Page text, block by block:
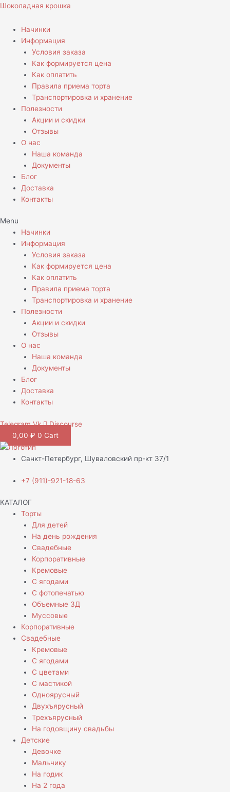
Перейти
содержимому
Шоколадная крошка
Начинки
Информация
Условия заказа
Как формируется цена
Как оплатить
Правила приема торта
Транспортировка и хранение
Полезности
Акции и скидки
Отзывы
О нас
Наша команда
Документы
Блог
Доставка
Контакты
Menu
Начинки
Информация
Условия заказа
Как формируется цена
Как оплатить
Правила приема торта
Транспортировка и хранение
Полезности
Акции и скидки
Отзывы
О нас
Наша команда
Документы
Блог
Доставка
Контакты
Telegram Vk
Discourse
0,00 ₽ 0 Cart
Санкт-Петербург, Шуваловский пр-кт 37/1
+7 (911)-921-18-63
КАТАЛОГ
Торты
Для детей
На день рождения
Свадебные
Корпоративные
Кремовые
С ягодами
С фотопечатью
Объемные 3Д
Муссовые
Корпоративные
Свадебные
Кремовые
С ягодами
С цветами
С мастикой
Одноярусный
Двухъярусный
Трехъярусный
На годовщину свадьбы
Детские
Девочке
Мальчику
На годик
На 2 года